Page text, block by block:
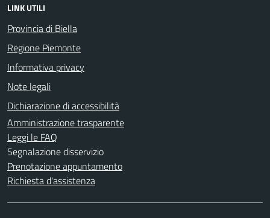
LINK UTILI
Provincia di Biella
Regione Piemonte
Informativa privacy
Note legali
Dichiarazione di accessibilità
Amministrazione trasparente
Leggi le FAQ
Segnalazione disservizio
Prenotazione appuntamento
Richiesta d'assistenza